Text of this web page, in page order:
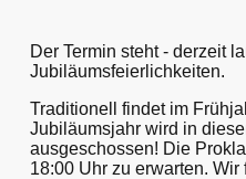
Der Termin steht - derzeit
Jubiläumsfeierlichkeiten.
Traditionell findet im
Jubiläumsjahr wird in
ausgeschossen! Die
18:00 Uhr zu erwarten.